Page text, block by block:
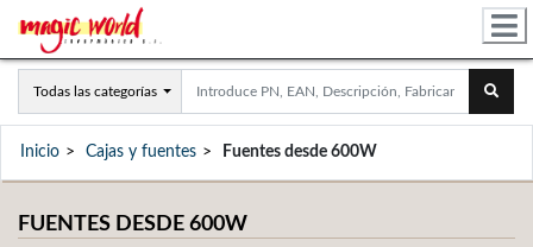
Todas las categorías
Inicio Cajas y fuentes Fuentes desde 600W
FUENTES DESDE 600W